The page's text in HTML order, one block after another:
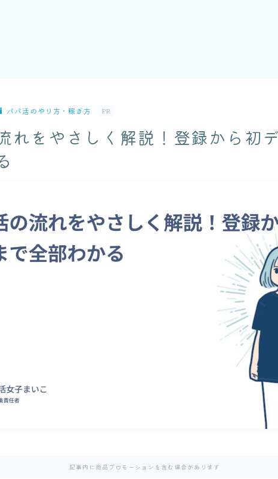
パパ活のやり方・稼ぎ方 PR
れをやさしく解説！登録から初
記事内に商品プロモーションを含む場合があります